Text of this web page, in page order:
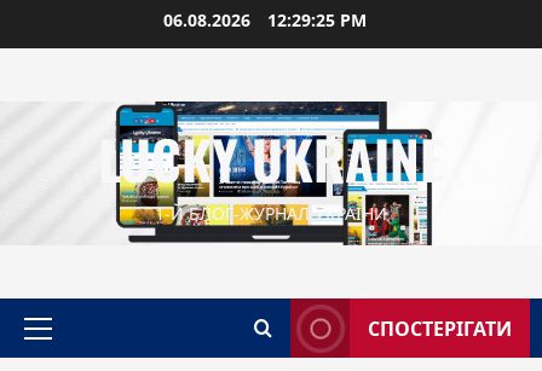
до
06.08.2026 12:29:26 PM
LUCKY UKRAINE
1-Й БЛОГ-ЖУРНАЛ УКРАЇНИ
Головне
СПОСТЕРІГАТИ